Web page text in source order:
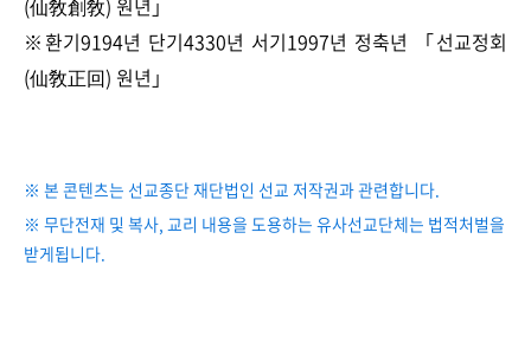
(仙敎創敎) 원년」
※환기9194년 단기4330년 서기1997년 정축년 「선교정회
(仙敎正回) 원년」
※ 본 콘텐츠는 선교종단 재단법인 선교 저작권과 관련합니다.
※ 무단전재 및 복사, 교리 내용을 도용하는 유사선교단체는 법적처벌을
받게됩니다.